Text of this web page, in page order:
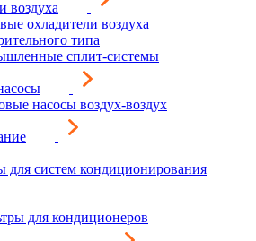
воздуха
охладители воздуха
типа
сплит-системы
насосы воздух-воздух
для систем кондиционирования
для кондиционеров